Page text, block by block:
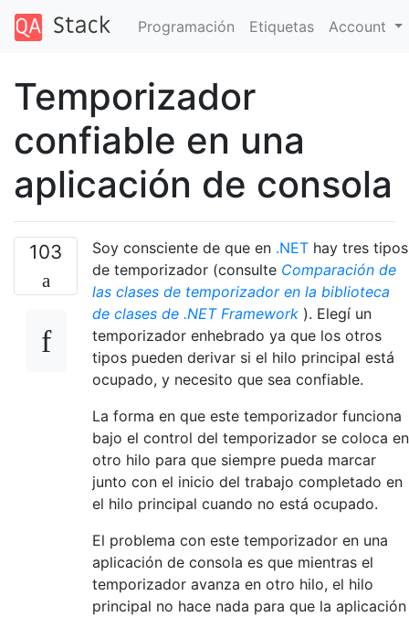
Programación Etiquetas Account
Temporizador
confiable en una
aplicación de consola
103 Soy consciente de que en .NET hay tres tipos
de temporizador (consulte Comparación de
las clases de temporizador en la biblioteca
de clases de .NET Framework ). Elegí un
temporizador enhebrado ya que los otros
tipos pueden derivar si el hilo principal está
ocupado, y necesito que sea confiable.
La forma en que este temporizador funciona
bajo el control del temporizador se coloca en
otro hilo para que siempre pueda marcar
junto con el inicio del trabajo completado en
el hilo principal cuando no está ocupado.
El problema con este temporizador en una
aplicación de consola es que mientras el
temporizador avanza en otro hilo, el hilo
principal no hace nada para que la aplicación